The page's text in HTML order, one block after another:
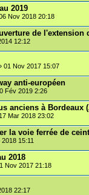
2019
Nov 2018 20:18
de l'extension
12:12
01 Nov 2017 15:07
anti-européen
Fév 2019 2:26
anciens à Bordeaux
Mar 2018 23:02
la voie ferrée de
15:11
2018
Nov 2017 21:18
22:17